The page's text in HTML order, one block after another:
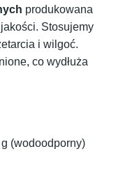
produkowana
Stosujemy
i wilgoć.
co wydłuża
(wodoodporny)